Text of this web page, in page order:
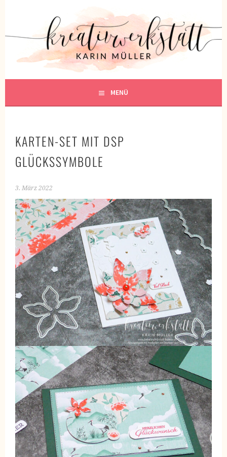
KREATIVWERKSTATT
KREATIV SEIN
MENÜ
KARTEN-SET MIT DSP
GLÜCKSSYMBOLE
3. März 2022